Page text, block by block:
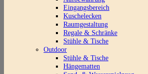
Eingangsbereich
Kuschelecken
Raumgestaltung
Regale & Schränke
Stühle & Tische
Outdoor
Stühle & Tische
Hängematten